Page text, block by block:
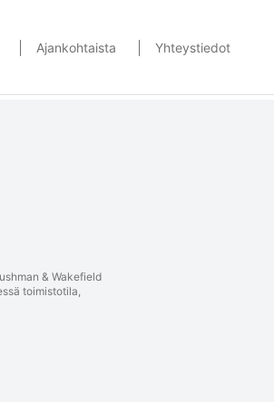
Ajankohtaista Yhteystiedot
& Wakefield
toimistotila,